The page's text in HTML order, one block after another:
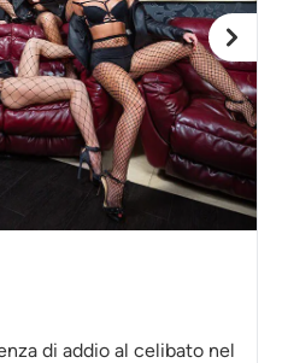
di addio al celibato nel